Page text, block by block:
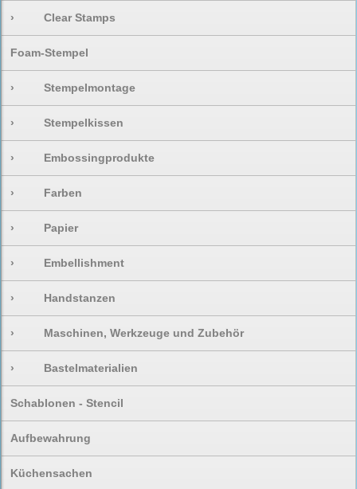
› Clear Stamps
Foam-Stempel
› Stempelmontage
› Stempelkissen
› Embossingprodukte
› Farben
› Papier
› Embellishment
› Handstanzen
› Maschinen, Werkzeuge und Zubehör
› Bastelmaterialien
Schablonen - Stencil
Aufbewahrung
Küchensachen